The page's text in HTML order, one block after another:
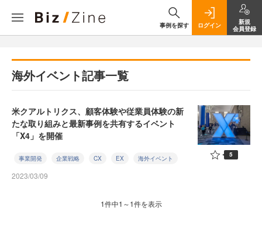
事例を探す ログイン
新規
会員登録
海外イベント記事一覧
米クアルトリクス、顧客体験や従業員体験の新
たな取り組みと最新事例を共有するイベント
「X4」を開催
事業開発 企業戦略 CX EX 海外イベント
2023/03/09
5
1件中1～1件を表示